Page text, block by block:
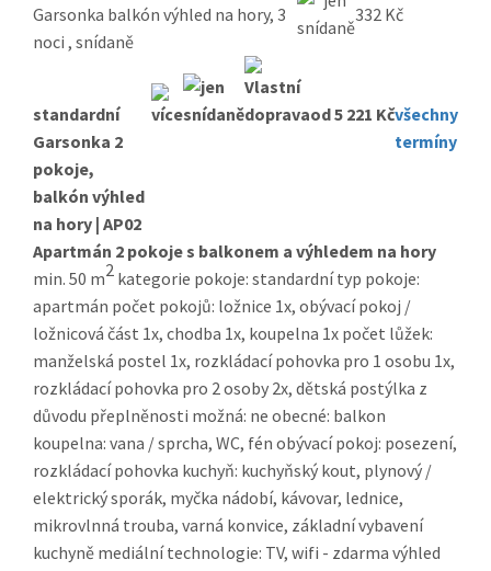
Garsonka balkón výhled na hory, 3
noci , snídaně
332 Kč
standardní
Garsonka 2
pokoje,
balkón výhled
na hory | AP02
od 5 221 Kčvšechny
termíny
Apartmán 2 pokoje s balkonem a výhledem na hory
min. 50 m2 kategorie pokoje: standardní typ pokoje:
apartmán počet pokojů: ložnice 1x, obývací pokoj /
ložnicová část 1x, chodba 1x, koupelna 1x počet lůžek:
manželská postel 1x, rozkládací pohovka pro 1 osobu 1x,
rozkládací pohovka pro 2 osoby 2x, dětská postýlka z
důvodu přeplněnosti možná: ne obecné: balkon
koupelna: vana / sprcha, WC, fén obývací pokoj: posezení,
rozkládací pohovka kuchyň: kuchyňský kout, plynový /
elektrický sporák, myčka nádobí, kávovar, lednice,
mikrovlnná trouba, varná konvice, základní vybavení
kuchyně mediální technologie: TV, wifi - zdarma výhled